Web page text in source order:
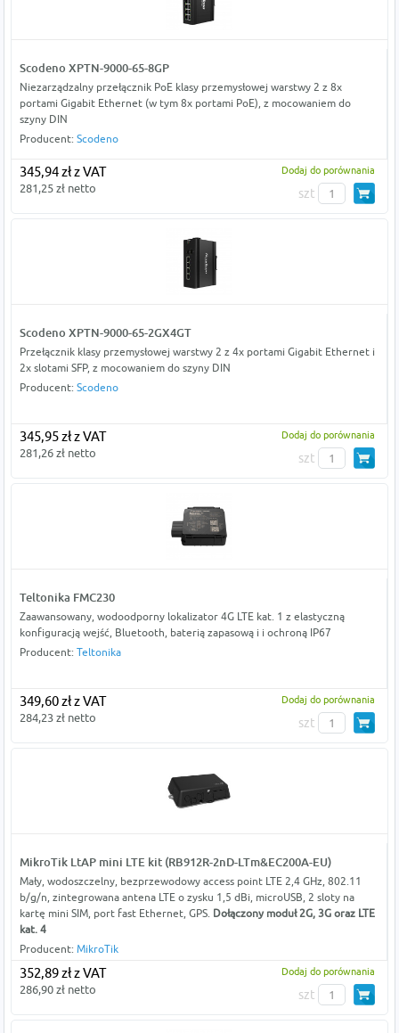
Scodeno XPTN-9000-65-8GP
Niezarządzalny przełącznik PoE klasy przemysłowej warstwy 2 z 8x
portami Gigabit Ethernet (w tym 8x portami PoE), z mocowaniem do
szyny DIN
Producent: Scodeno
345,94 zł z VAT
281,25 zł netto
Dodaj do porównania
szt
Scodeno XPTN-9000-65-2GX4GT
Przełącznik klasy przemysłowej warstwy 2 z 4x portami Gigabit Ethernet i
2x slotami SFP, z mocowaniem do szyny DIN
Producent: Scodeno
345,95 zł z VAT
281,26 zł netto
Dodaj do porównania
szt
Teltonika FMC230
Zaawansowany, wodoodporny lokalizator 4G LTE kat. 1 z elastyczną
konfiguracją wejść, Bluetooth, baterią zapasową i i ochroną IP67
Producent: Teltonika
349,60 zł z VAT
284,23 zł netto
Dodaj do porównania
szt
MikroTik LtAP mini LTE kit (RB912R-2nD-LTm&EC200A-EU)
Mały, wodoszczelny, bezprzewodowy access point LTE 2,4 GHz, 802.11
b/g/n, zintegrowana antena LTE o zysku 1,5 dBi, microUSB, 2 sloty na
kartę mini SIM, port fast Ethernet, GPS. Dołączony moduł 2G, 3G oraz LTE
kat. 4
Producent: MikroTik
352,89 zł z VAT
286,90 zł netto
Dodaj do porównania
szt